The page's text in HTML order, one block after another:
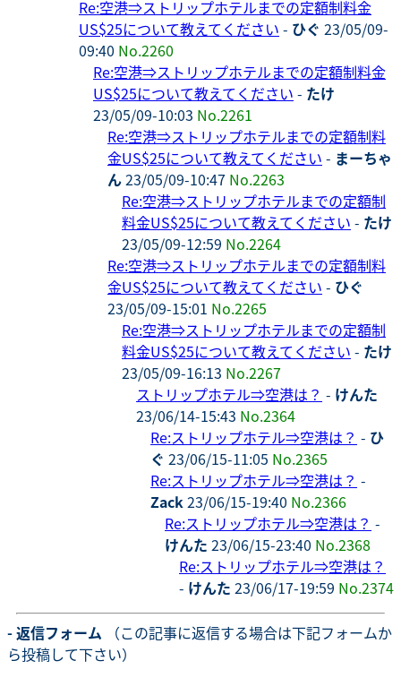
Re:空港⇒ストリップホテルまでの定額制料金
US$25について教えてください - ひぐ 23/05/09-
09:40 No.2260
Re:空港⇒ストリップホテルまでの定額制料金
US$25について教えてください - たけ
23/05/09-10:03 No.2261
Re:空港⇒ストリップホテルまでの定額制料
金US$25について教えてください - まーちゃ
ん23/05/09-10:47 No.2263
Re:空港⇒ストリップホテルまでの定額制
料金US$25について教えてください - たけ
23/05/09-12:59 No.2264
Re:空港⇒ストリップホテルまでの定額制料
金US$25について教えてください - ひぐ
23/05/09-15:01 No.2265
Re:空港⇒ストリップホテルまでの定額制
料金US$25について教えてください - たけ
23/05/09-16:13 No.2267
ストリップホテル⇒空港は？ - けんた
23/06/14-15:43 No.2364
Re:ストリップホテル⇒空港は？ - ひ
ぐ 23/06/15-11:05 No.2365
Re:ストリップホテル⇒空港は？ -
Zack23/06/15-19:40 No.2366
Re:ストリップホテル⇒空港は？ -
けんた 23/06/15-23:40 No.2368
Re:ストリップホテル⇒空港は？
- けんた 23/06/17-19:59 No.2374
- 返信フォーム （この記事に返信する場合は下記フォームか
ら投稿して下さい）